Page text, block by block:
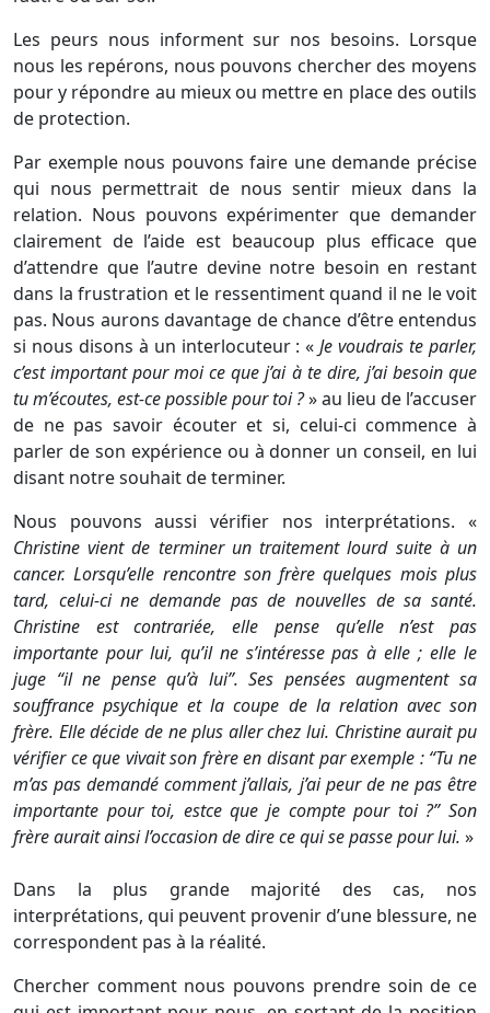
Les peurs nous informent sur nos besoins. Lorsque
nous les repérons, nous pouvons chercher des moyens
pour y répondre au mieux ou mettre en place des outils
de protection.
Par exemple nous pouvons faire une demande précise
qui nous permettrait de nous sentir mieux dans la
relation. Nous pouvons expérimenter que demander
clairement de l’aide est beaucoup plus efficace que
d’attendre que l’autre devine notre besoin en restant
dans la frustration et le ressentiment quand il ne le voit
pas. Nous aurons davantage de chance d’être entendus
si nous disons à un interlocuteur : «Je voudrais te parler,
c’est important pour moi ce que j’ai à te dire, j’ai besoin que
tu m’écoutes, est-ce possible pour toi ?» au lieu de l’accuser
de ne pas savoir écouter et si, celui-ci commence à
parler de son expérience ou à donner un conseil, en lui
disant notre souhait de terminer.
Nous pouvons aussi vérifier nos interprétations. «
Christine vient de terminer un traitement lourd suite à un
cancer. Lorsqu’elle rencontre son frère quelques mois plus
tard, celui-ci ne demande pas de nouvelles de sa santé.
Christine est contrariée, elle pense qu’elle n’est pas
importante pour lui, qu’il ne s’intéresse pas à elle ; elle le
juge “il ne pense qu’à lui”. Ses pensées augmentent sa
souffrance psychique et la coupe de la relation avec son
frère. Elle décide de ne plus aller chez lui. Christine aurait pu
vérifier ce que vivait son frère en disant par exemple : “Tu ne
m’as pas demandé comment j’allais, j’ai peur de ne pas être
importante pour toi, estce que je compte pour toi ?” Son
frère aurait ainsi l’occasion de dire ce qui se passe pour lui. »
Dans la plus grande majorité des cas, nos
interprétations, qui peuvent provenir d’une blessure, ne
correspondent pas à la réalité.
Chercher comment nous pouvons prendre soin de ce